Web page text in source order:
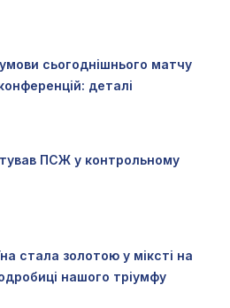
сьогоднішнього матчу
деталі
ПСЖ у контрольному
стала золотою у міксті на
нашого тріумфу